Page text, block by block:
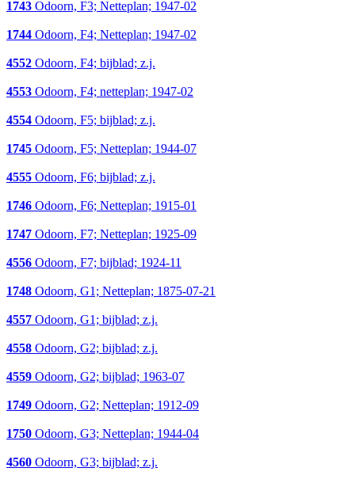
1743 Odoorn, F3; Netteplan; 1947-02
1744 Odoorn, F4; Netteplan; 1947-02
4552 Odoorn, F4; bijblad; z.j.
4553 Odoorn, F4; netteplan; 1947-02
4554 Odoorn, F5; bijblad; z.j.
1745 Odoorn, F5; Netteplan; 1944-07
4555 Odoorn, F6; bijblad; z.j.
1746 Odoorn, F6; Netteplan; 1915-01
1747 Odoorn, F7; Netteplan; 1925-09
4556 Odoorn, F7; bijblad; 1924-11
1748 Odoorn, G1; Netteplan; 1875-07-21
4557 Odoorn, G1; bijblad; z.j.
4558 Odoorn, G2; bijblad; z.j.
4559 Odoorn, G2; bijblad; 1963-07
1749 Odoorn, G2; Netteplan; 1912-09
1750 Odoorn, G3; Netteplan; 1944-04
4560 Odoorn, G3; bijblad; z.j.